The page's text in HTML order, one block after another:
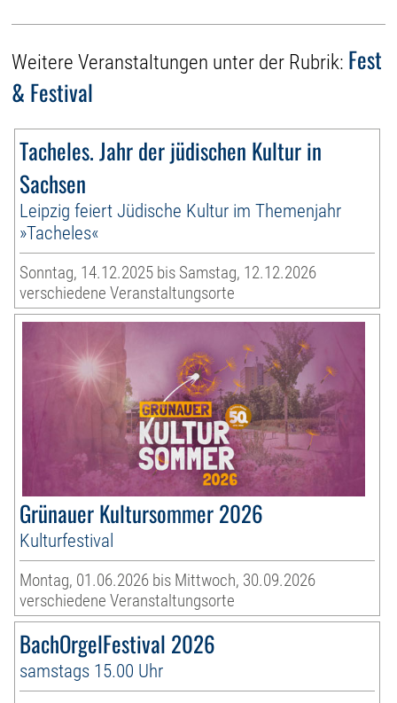
Weitere Veranstaltungen unter der Rubrik: Fest
& Festival
Tacheles. Jahr der jüdischen Kultur in
Sachsen
Leipzig feiert Jüdische Kultur im Themenjahr
»Tacheles«
Sonntag, 14.12.2025 bis Samstag, 12.12.2026
verschiedene Veranstaltungsorte
Grünauer Kultursommer 2026
Kulturfestival
Montag, 01.06.2026 bis Mittwoch, 30.09.2026
verschiedene Veranstaltungsorte
BachOrgelFestival 2026
samstags 15.00 Uhr